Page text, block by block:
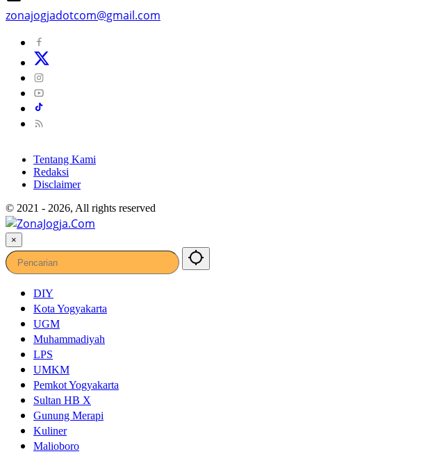
zonajogjadotcom@gmail.com
Tentang Kami
Redaksi
Disclaimer
© 2021 - 2026, All rights reserved
×
DIY
Kota Yogyakarta
UGM
Muhammadiyah
LPS
UMKM
Pemkot Yogyakarta
Sultan HB X
Gunung Merapi
Kuliner
Malioboro